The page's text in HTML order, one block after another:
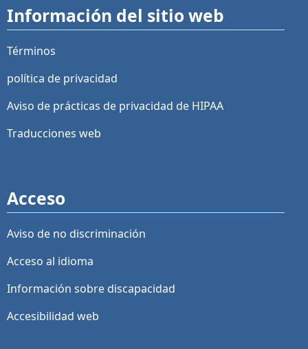
Información del sitio web
Términos
política de privacidad
Aviso de prácticas de privacidad de HIPAA
Traducciones web
Acceso
Aviso de no discriminación
Acceso al idioma
Información sobre discapacidad
Accesibilidad web